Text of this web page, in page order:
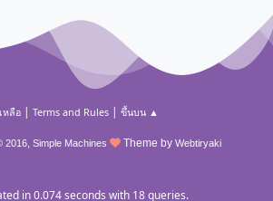
หลือ| Terms and Rules| ขึ้นบน ▲
2016, Simple Machines Theme by Webtiryaki
in 0.074 seconds with 18 queries.